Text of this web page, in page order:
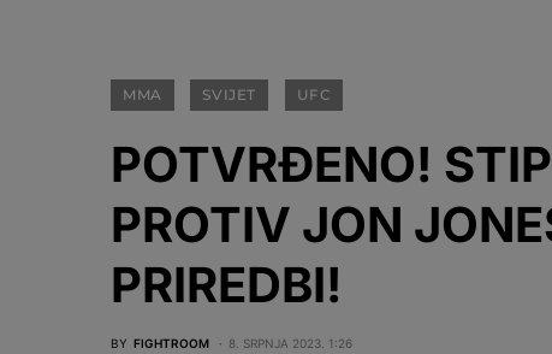
MMA SVIJET UFC
POTVRĐENO!
PROTIV JON
PRIREDBI!
BY FIGHTROOM 8. SRPNJA 2023. 1:26